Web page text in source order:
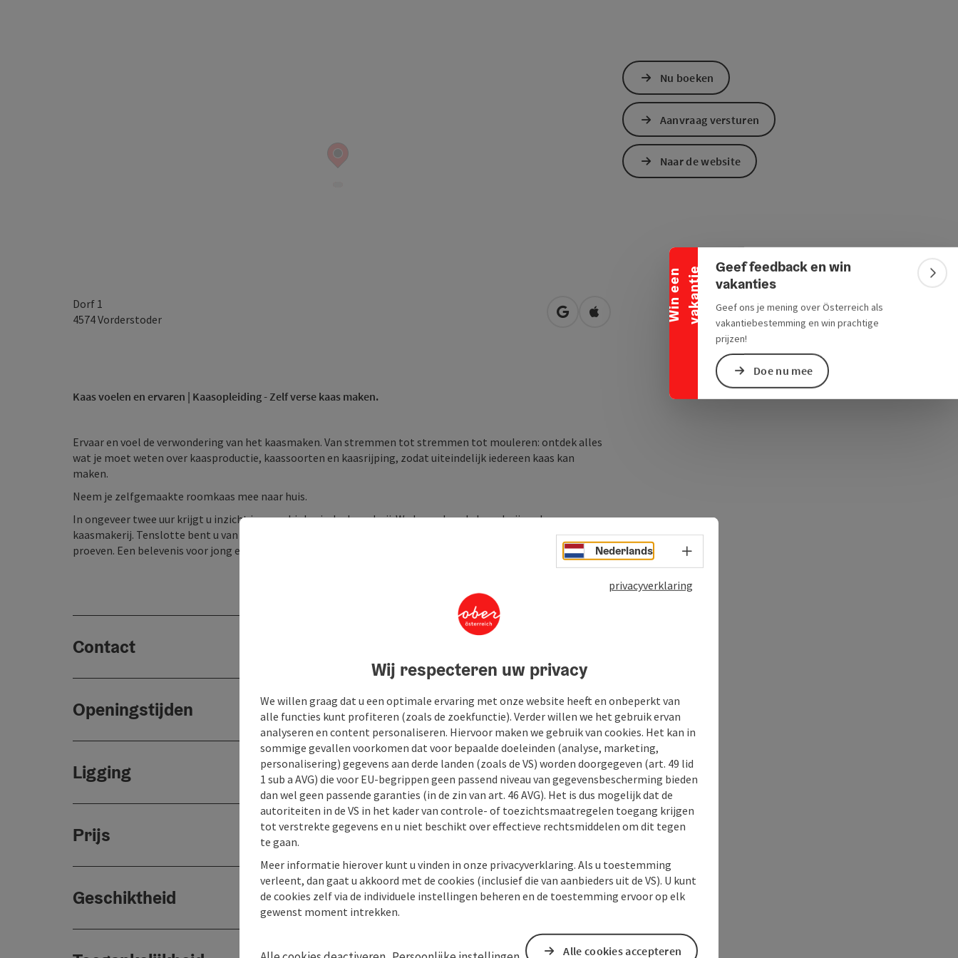
W
i
n
e
e
n
v
a
k
a
n
t
ie
Banner inklappen
Geef feedback en win
vakanties
Geef ons je mening over Österreich als
vakantiebestemming en win prachtige
prijzen!
Doe nu mee
Dorf 1
4574Vorderstoder Openen in Google Maps
Openen in Apple Maps
Kaas voelen en ervaren | Kaasopleiding - Zelf verse kaas maken.
Ervaar en voel de verwondering van het kaasmaken. Van stremmen tot stremmen tot mouleren: ontdek alles
wat je moet weten over kaasproductie, kaassoorten en kaasrijping, zodat uiteindelijk iedereen kaas kan
maken.
Neem je zelfgemaakte roomkaas mee naar huis.
In ongeveer twee uur krijgt u inzicht in onze biologische boerderij. We bezoeken de boerderij en de
kaasmakerij. Tenslotte bent u van harte welkom om onze heerlijke biologische schapenmelkproducten te
proeven. Een belevenis voor jong en oud.
Contact
Openingstijden
Ligging
Prijs
Geschiktheid
Nu boeken
Aanvraag versturen
Naar de website
Nederlands Taalkeuze - menu openen
privacyverklaring
Wij respecteren uw privacy
We willen graag dat u een optimale ervaring met onze website heeft en onbeperkt van
alle functies kunt profiteren (zoals de zoekfunctie). Verder willen we het gebruik ervan
analyseren en content personaliseren. Hiervoor maken we gebruik van cookies. Het kan in
sommige gevallen voorkomen dat voor bepaalde doeleinden (analyse, marketing,
personalisering) gegevens aan derde landen (zoals de VS) worden doorgegeven (art. 49 lid
1 sub a AVG) die voor EU-begrippen geen passend niveau van gegevensbescherming bieden
dan wel geen passende garanties (in de zin van art. 46 AVG). Het is dus mogelijk dat de
autoriteiten in de VS in het kader van controle- of toezichtsmaatregelen toegang krijgen
tot verstrekte gegevens en u niet beschikt over effectieve rechtsmiddelen om dit tegen
te gaan.
Meer informatie hierover kunt u vinden in onze privacyverklaring. Als u toestemming
verleent, dan gaat u akkoord met de cookies (inclusief die van aanbieders uit de VS). U kunt
de cookies zelf via de individuele instellingen beheren en de toestemming ervoor op elk
gewenst moment intrekken.
Alle cookies accepteren